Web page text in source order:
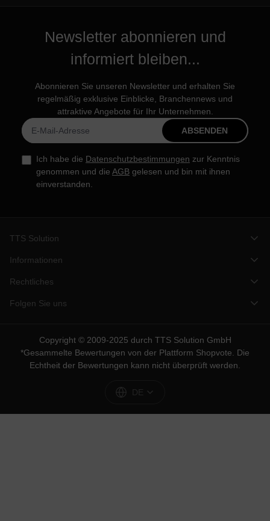
Newsletter abonnieren und
informiert bleiben...
Abonnieren Sie unseren Newsletter und erhalten Sie
regelmäßig exklusive Einblicke, Branchennews und
attraktive Angebote für Ihr Unternehmen.
ABSENDEN
Ich habe die Datenschutzbestimmungen zur Kenntnis
genommen und die AGB gelesen und bin mit ihnen
einverstanden.
TTS Solution
Informationen
Rechtliches
Folgen Sie uns
Copyright © 2009-2025 durch TTS Solution GmbH
*Gesammelte Bewertungen von der Plattform Shopvote. Die
Echtheit der Bewertungen kann nicht überprüft werden.
DE